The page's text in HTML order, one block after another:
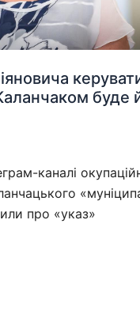
буде
каналі
про «указ»